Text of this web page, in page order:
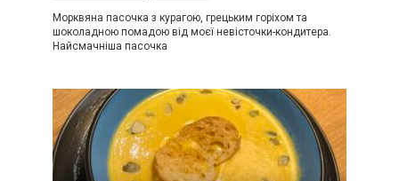
Морквяна пасочка з курагою, грецьким горіхом та
шоколадною помадою від моєї невісточки-кондитера.
Найсмачніша пасочка